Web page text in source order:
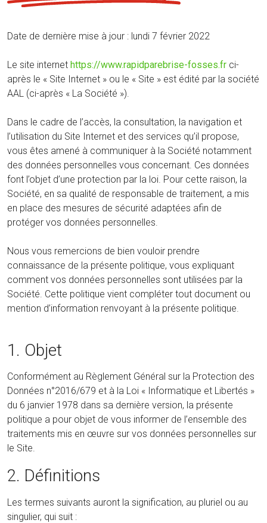
Date de dernière mise à jour : lundi 7 février 2022
Le site internet https://www.rapidparebrise-fosses.fr ci-
après le « Site Internet » ou le « Site » est édité par la société
AAL (ci-après « La Société »).
Dans le cadre de l’accès, la consultation, la navigation et
l’utilisation du Site Internet et des services qu’il propose,
vous êtes amené à communiquer à la Société notamment
des données personnelles vous concernant. Ces données
font l’objet d’une protection par la loi. Pour cette raison, la
Société, en sa qualité de responsable de traitement, a mis
en place des mesures de sécurité adaptées afin de
protéger vos données personnelles.
Nous vous remercions de bien vouloir prendre
connaissance de la présente politique, vous expliquant
comment vos données personnelles sont utilisées par la
Société. Cette politique vient compléter tout document ou
mention d’information renvoyant à la présente politique.
1. Objet
Conformément au Règlement Général sur la Protection des
Données n°2016/679 et à la Loi « Informatique et Libertés »
du 6 janvier 1978 dans sa dernière version, la présente
politique a pour objet de vous informer de l’ensemble des
traitements mis en œuvre sur vos données personnelles sur
le Site.
2. Définitions
Les termes suivants auront la signification, au pluriel ou au
singulier, qui suit :